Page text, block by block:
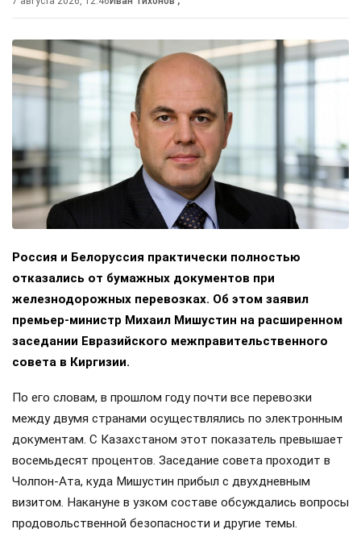
Россия и Белоруссия практически полностью
отказались от бумажных документов при
железнодорожных перевозках. Об этом заявил
премьер-министр Михаил Мишустин на расширенном
заседании Евразийского межправительственного
совета в Киргизии.
По его словам, в прошлом году почти все перевозки
между двумя странами осуществлялись по электронным
документам. С Казахстаном этот показатель превышает
восемьдесят процентов. Заседание совета проходит в
Чолпон-Ата, куда Мишустин прибыл с двухдневным
визитом. Накануне в узком составе обсуждались вопросы
продовольственной безопасности и другие темы.